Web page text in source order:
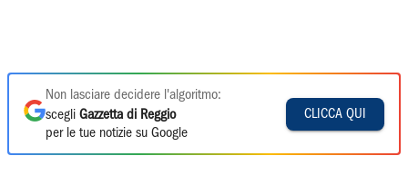
Non lasciare decidere l'algoritmo:
scegli Gazzetta di Reggio
per le tue notizie su Google
CLICCA QUI